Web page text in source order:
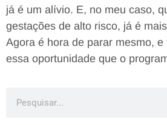
já é um alívio. E, no meu caso,
gestações de alto risco, já é
Agora é hora de parar mesmo,
essa oportunidade que o